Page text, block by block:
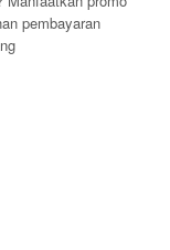
pembayaran